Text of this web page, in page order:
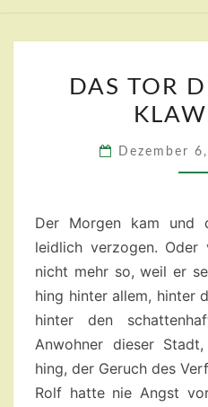
DAS TOR
Dezember
Der Morgen kam und
leidlich verzogen.
nicht mehr so, weil er
hing hinter allem, hinter
hinter den
Anwohner dieser
hing, der Geruch des
Rolf hatte nie Angst